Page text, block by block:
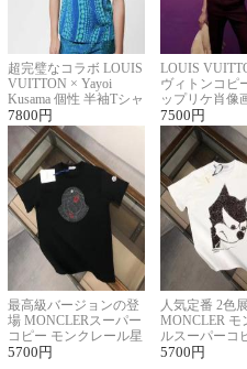
超完璧なコラボ LOUIS
VUITTON × Yayoi
Kusama 個性 半袖Tシャ
ツコピー男女兼用
7800 円
LOUIS
ヴィトンコピ
ップリケ肖像
ンニット半袖T
7500 円
最高級バージョンの登
場 MONCLERスーパー
コピー モンクレール星
座半袖Tシャツ
5700 円
人気定番 2色
MONCLER モ
ルスーパーコ
ント半袖Tシャ
5700 円